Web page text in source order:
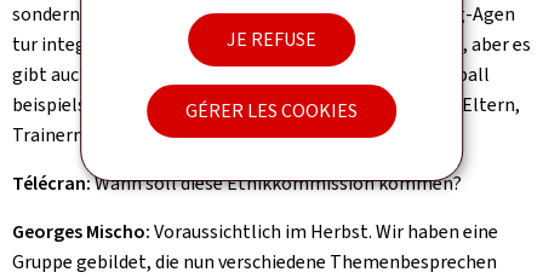
JE REFUSE
GÉRER LES COOKIES
sondern eine für alle Sportarten, die in die Anti-Doping-Agen
tur integriert wird. Die Rodrigues-Affäre war die Spitze, aber es
gibt auch Probleme in anderen Sportarten: Im Basketball
beispielsweise gab es auch zwei Gewaltakte zwischen Eltern,
Trainern und Spielern.
Télécran:Wann soll diese Ethikkommission kommen?
Georges Mischo:Voraussichtlich im Herbst. Wir haben eine
Gruppe gebildet, die nun verschiedene Themenbesprechen